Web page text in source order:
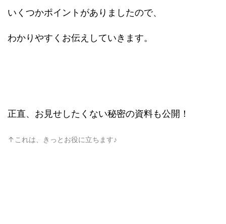
いくつかポイントがありましたので、
わかりやすくお伝えしていきます。
正直、お見せしたくない秘密の資料も公開！
↑これは、きっとお役に立ちます♪